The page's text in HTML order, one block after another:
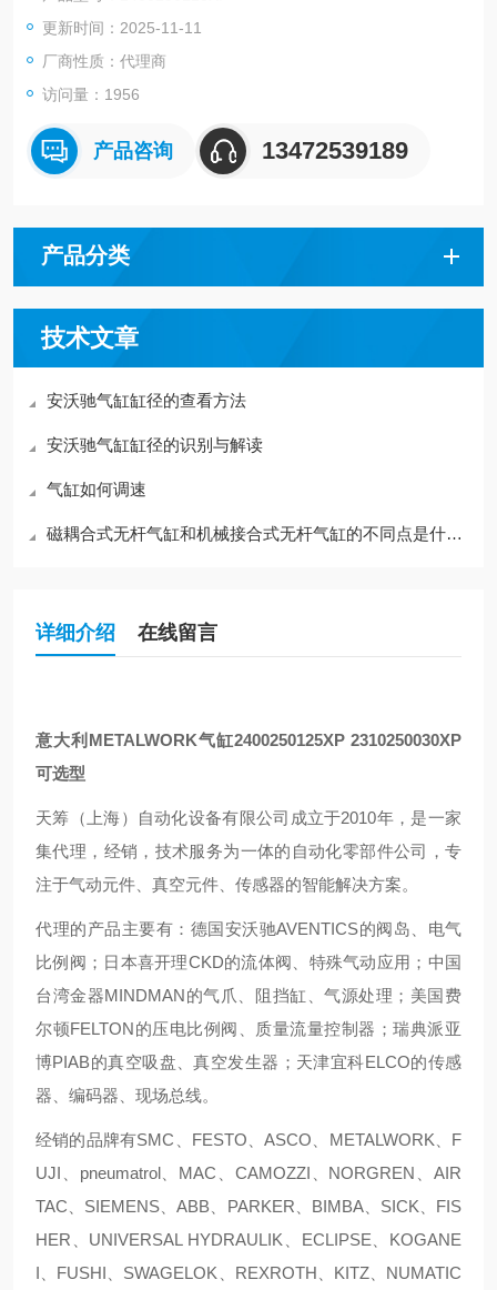
更新时间：2025-11-11
厂商性质：代理商
访问量：1956
产品咨询 13472539189
产品分类
技术文章
安沃驰气缸缸径的查看方法
安沃驰气缸缸径的识别与解读
气缸如何调速
磁耦合式无杆气缸和机械接合式无杆气缸的不同点是什么？
详细介绍 在线留言
意大利METALWORK气缸2400250125XP 2310250030XP
可选型
天筹（上海）自动化设备有限公司成立于2010年，是一家
集代理，经销，技术服务为一体的自动化零部件公司，专
注于气动元件、真空元件、传感器的智能解决方案。
代理的产品主要有：德国安沃驰AVENTICS的阀岛、电气
比例阀；日本喜开理CKD的流体阀、特殊气动应用；中国
台湾金器MINDMAN的气爪、阻挡缸、气源处理；美国费
尔顿FELTON的压电比例阀、质量流量控制器；瑞典派亚
博PIAB的真空吸盘、真空发生器；天津宜科ELCO的传感
器、编码器、现场总线。
经销的品牌有SMC、FESTO、ASCO、METALWORK、F
UJI、pneumatrol、MAC、CAMOZZI、NORGREN、AIR
TAC、SIEMENS、ABB、PARKER、BIMBA、SICK、FIS
HER、UNIVERSAL HYDRAULIK、ECLIPSE、KOGANE
I、FUSHI、SWAGELOK、REXROTH、KITZ、NUMATIC